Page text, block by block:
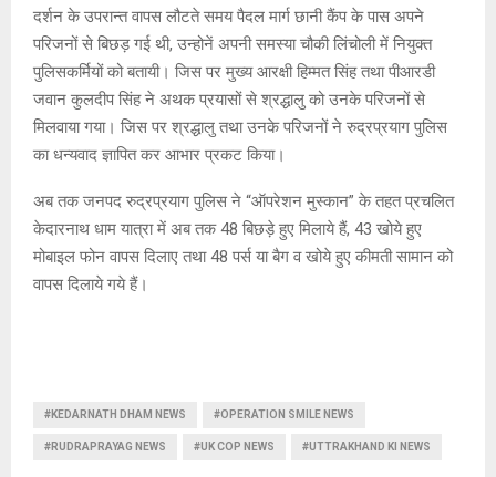
दर्शन के उपरान्त वापस लौटते समय पैदल मार्ग छानी कैंप के पास अपने
परिजनों से बिछड़ गई थी, उन्होनें अपनी समस्या चौकी लिंचोली में नियुक्त
पुलिसकर्मियों को बतायी। जिस पर मुख्य आरक्षी हिम्मत सिंह तथा पीआरडी
जवान कुलदीप सिंह ने अथक प्रयासों से श्रद्धालु को उनके परिजनों से
मिलवाया गया। जिस पर श्रद्धालु तथा उनके परिजनों ने रुद्रप्रयाग पुलिस
का धन्यवाद ज्ञापित कर आभार प्रकट किया।
अब तक जनपद रुद्रप्रयाग पुलिस ने “ऑपरेशन मुस्कान” के तहत प्रचलित
केदारनाथ धाम यात्रा में अब तक 48 बिछड़े हुए मिलाये हैं, 43 खोये हुए
मोबाइल फोन वापस दिलाए तथा 48 पर्स या बैग व खोये हुए कीमती सामान को
वापस दिलाये गये हैं।
#KEDARNATH DHAM NEWS #OPERATION SMILE NEWS
#RUDRAPRAYAG NEWS #UK COP NEWS #UTTRAKHAND KI NEWS